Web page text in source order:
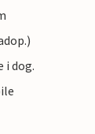
i dog.